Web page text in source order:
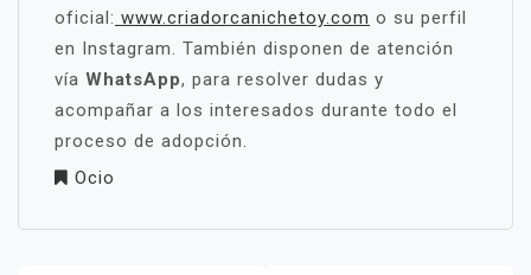
oficial: www.criadorcanichetoy.com o su perfil
en Instagram. También disponen de atención
vía WhatsApp, para resolver dudas y
acompañar a los interesados durante todo el
proceso de adopción.
Ocio